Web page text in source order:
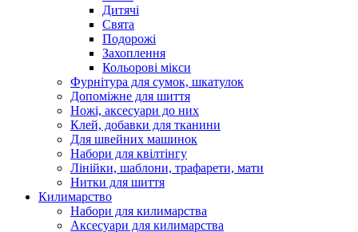
Дитячі
Свята
Подорожі
Захоплення
Кольорові мікси
Фурнітура для сумок, шкатулок
Допоміжне для шиття
Ножі, аксесуари до них
Клей, добавки для тканини
Для швейних машинок
Набори для квілтінгу
Лінійки, шаблони, трафарети, мати
Нитки для шиття
Килимарство
Набори для килимарства
Аксесуари для килимарства